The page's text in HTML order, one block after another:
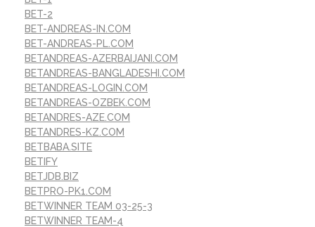
BET-2
BET-ANDREAS-IN.COM
BET-ANDREAS-PL.COM
BETANDREAS-AZERBAIJANI.COM
BETANDREAS-BANGLADESHI.COM
BETANDREAS-LOGIN.COM
BETANDREAS-OZBEK.COM
BETANDRES-AZE.COM
BETANDRES-KZ.COM
BETBABA.SITE
BETIFY
BETJDB.BIZ
BETPRO-PK1.COM
BETWINNER TEAM 03-25-3
BETWINNER TEAM-4